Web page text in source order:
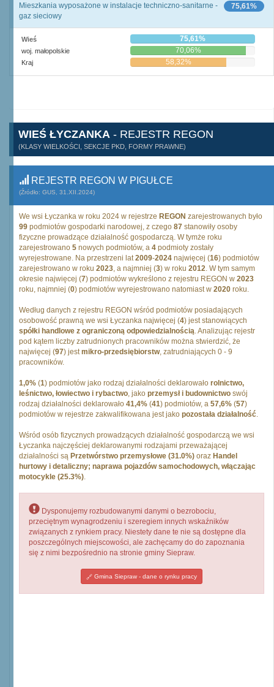
75,61%
Mieszkania wyposażone w instalacje techniczno-sanitarne -
gaz sieciowy
Wieś 75,61%
woj. małopolskie 70,06%
Kraj 58,32%
WIEŚ ŁYCZANKA - REJESTR REGON
(KLASY WIELKOŚCI, SEKCJE PKD, FORMY PRAWNE)
REJESTR REGON W PIGUŁCE
(Źródło: GUS, 31.XII.2024)
We wsi Łyczanka w roku 2024 w rejestrze REGON zarejestrowanych było
99 podmiotów gospodarki narodowej, z czego 87 stanowiły osoby
fizyczne prowadzące działalność gospodarczą. W tymże roku
zarejestrowano 5 nowych podmiotów, a 4 podmioty zostały
wyrejestrowane. Na przestrzeni lat2009-2024 najwięcej (16) podmiotów
zarejestrowano w roku 2023, a najmniej (3) w roku 2012. W tym samym
okresie najwięcej (7) podmiotów wykreślono z rejestru REGON w 2023
roku, najmniej (0) podmiotów wyrejestrowano natomiast w 2020 roku.
Według danych z rejestru REGON wśród podmiotów posiadających
osobowość prawną we wsi Łyczanka najwięcej (4) jest stanowiących
spółki handlowe z ograniczoną odpowiedzialnością. Analizując rejestr
pod kątem liczby zatrudnionych pracowników można stwierdzić, że
najwięcej (97) jestmikro-przedsiębiorstw, zatrudniających 0 - 9
pracowników.
1,0% (1) podmiotów jako rodzaj działalności deklarowało rolnictwo,
leśnictwo, łowiectwo i rybactwo, jako przemysł i budownictwo swój
rodzaj działalności deklarowało 41,4% (41) podmiotów, a 57,6% (57)
podmiotów w rejestrze zakwalifikowana jest jako pozostała działalność.
Wśród osób fizycznych prowadzących działalność gospodarczą we wsi
Łyczanka najczęściej deklarowanymi rodzajami przeważającej
działalności są Przetwórstwo przemysłowe (31.0%) oraz Handel
hurtowy i detaliczny; naprawa pojazdów samochodowych, włączając
motocykle (25.3%).
Dysponujemy rozbudowanymi danymi o bezrobociu,
przeciętnym wynagrodzeniu i szeregiem innych wskaźników
związanych z rynkiem pracy. Niestety dane te nie są dostępne dla
poszczególnych miejscowości, ale zachęcamy do do zapoznania
się z nimi bezpośrednio na stronie gminy Siepraw.
Gmina Siepraw - dane o rynku pracy